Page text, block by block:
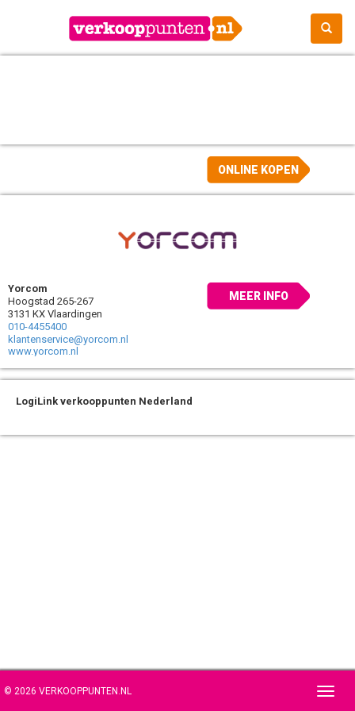
ONLINE KOPEN
Yorcom
Hoogstad 265-267
3131 KX Vlaardingen
010-4455400
klantenservice@yorcom.nl
www.yorcom.nl
MEER INFO
LogiLink verkooppunten Nederland
© 2026 VERKOOPPUNTEN.NL